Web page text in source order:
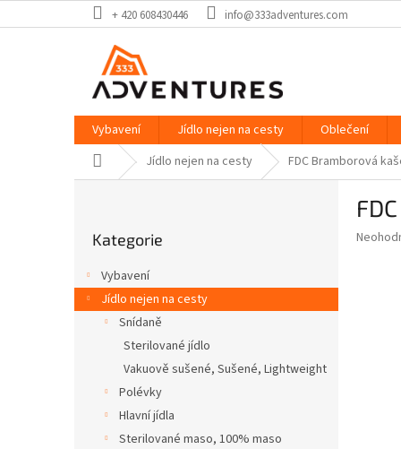
na
+ 420 608430446 info@333adventures.com
Vybavení Jídlo nejen na cesty
Oblečení
Domů Jídlo nejen na cesty FDC Bramborová
a
n
kategorie
Kategorie
Vybavení
Jídlo nejen na cesty
Snídaně
Sterilované jídlo
Vakuově sušené, Sušené, Lightweight
Polévky
Hlavní jídla
Sterilované maso, 100% maso